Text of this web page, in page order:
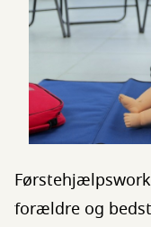
forældre og